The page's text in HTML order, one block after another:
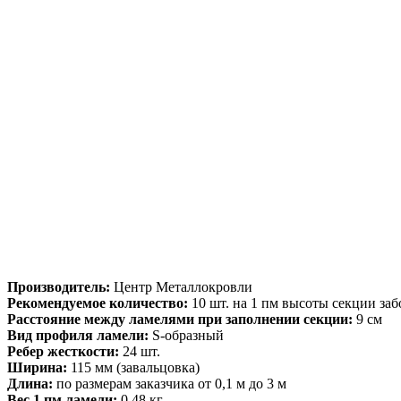
Производитель: Центр Металлокровли
Рекомендуемое количество: 10 шт. на 1 пм высоты секции
Расстояние между ламелями при заполнении секции: 9 см
Вид профиля ламели: S-образный
Ребер жесткости: 24 шт.
Ширина: 115 мм (завальцовка)
Длина: по размерам заказчика от 0,1 м до 3 м